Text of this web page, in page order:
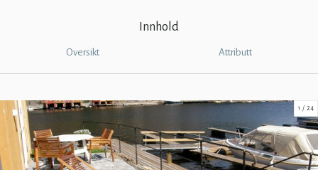
Innhold
Oversikt Attributt
1 24